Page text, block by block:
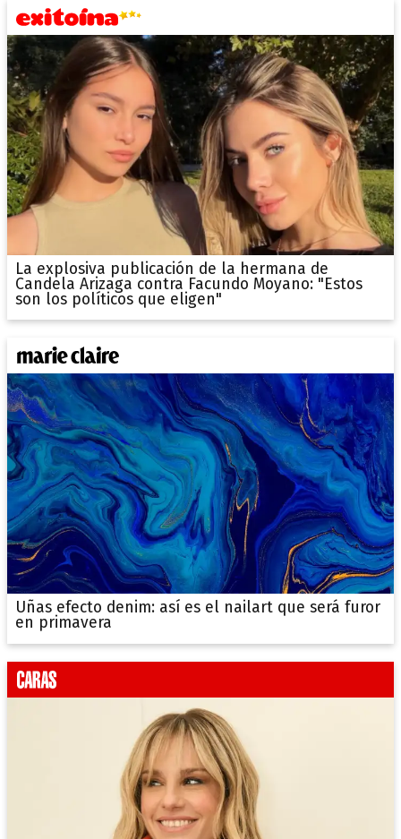
La explosiva publicación de la hermana de
Candela Arizaga contra Facundo Moyano: "Estos
son los políticos que eligen"
Uñas efecto denim: así es el nailart que será furor
en primavera